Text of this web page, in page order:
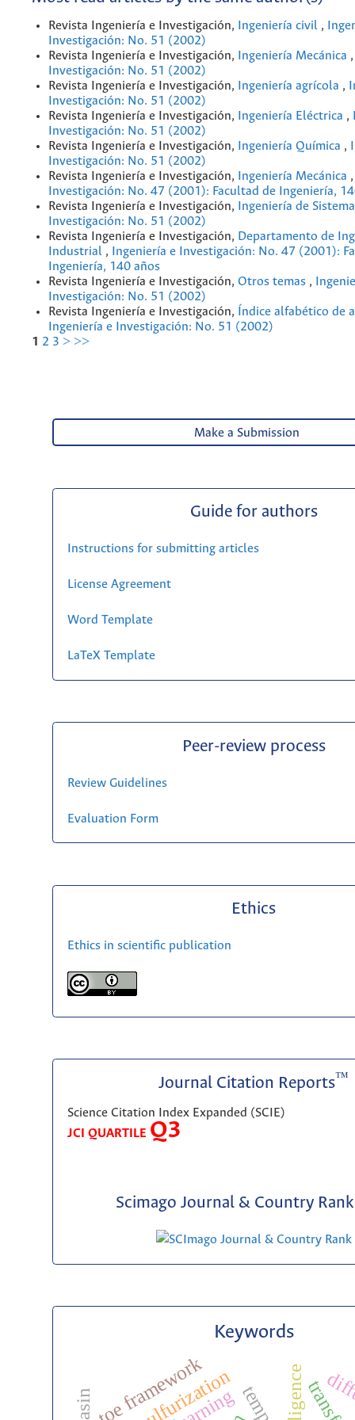
Revista Ingeniería e Investigación, Ingeniería civil ,
Investigación: No. 51 (2002)
Revista Ingeniería e Investigación,
Ingeniería Mecánica
Investigación: No. 51 (2002)
Revista Ingeniería e Investigación,
Ingeniería agrícola ,
Investigación: No. 51 (2002)
Revista Ingeniería e Investigación,
Ingeniería Eléctrica ,
Investigación: No. 51 (2002)
Revista Ingeniería e Investigación,
Ingeniería Química ,
Investigación: No. 51 (2002)
Revista Ingeniería e Investigación,
Ingeniería Mecánica
Investigación: No. 47 (2001): Facultad de Ingeniería,
Revista Ingeniería e Investigación,
Ingeniería de
Investigación: No. 51 (2002)
Revista Ingeniería e Investigación, Departamento de
Industrial ,
Ingeniería e Investigación: No. 47 (2001):
Ingeniería, 140 años
Revista Ingeniería e Investigación, Otros temas ,
Investigación: No. 51 (2002)
Revista Ingeniería e Investigación,
Índice alfabético de
Ingeniería e Investigación: No. 51 (2002)
1 2 3 > >>
Make a Submission
Guide for authors
Instructions for submitting articles
License Agreement
Word Template
LaTeX Template
Peer-review process
Review Guidelines
Evaluation Form
Ethics
Ethics in scientific publication
Journal Citation Reports™
Science Citation Index Expanded (SCIE)
JCI QUARTILE Q3
Scimago Journal & Country Rank
Keywords
desulfurization
toe framework